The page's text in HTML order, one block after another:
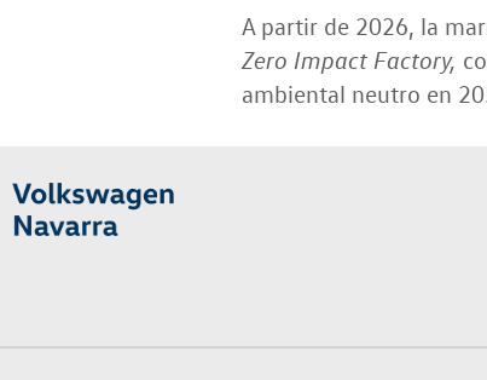
A partir de 2026, la
Zero Impact Factory,
ambiental neutro en